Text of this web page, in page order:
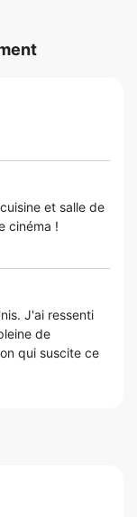
et salle de
cinéma !
J'ai ressenti
de
qui suscite ce